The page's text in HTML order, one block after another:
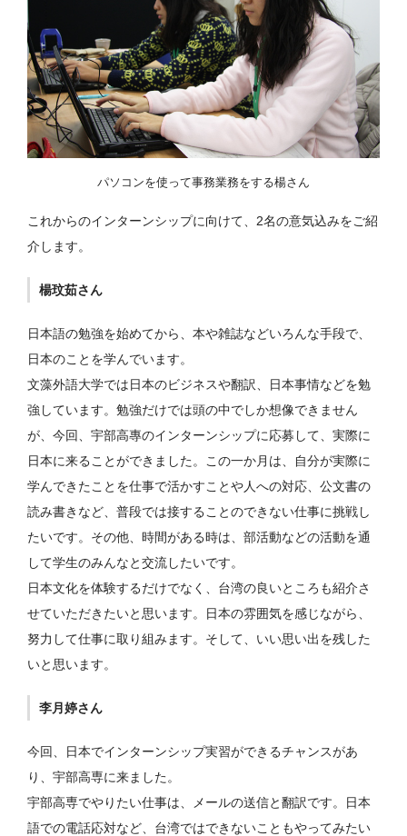
パソコンを使って事務業務をする楊さん
これからのインターンシップに向けて、2名の意気込みをご紹
介します。
楊玟茹さん
日本語の勉強を始めてから、本や雑誌などいろんな手段で、
日本のことを学んでいます。
文藻外語大学では日本のビジネスや翻訳、日本事情などを勉
強しています。勉強だけでは頭の中でしか想像できません
が、今回、宇部高專のインターンシップに応募して、実際に
日本に来ることができました。この一か月は、自分が実際に
学んできたことを仕事で活かすことや人への対応、公文書の
読み書きなど、普段では接することのできない仕事に挑戦し
たいです。その他、時間がある時は、部活動などの活動を通
して学生のみんなと交流したいです。
日本文化を体験するだけでなく、台湾の良いところも紹介さ
せていただきたいと思います。日本の雰囲気を感じながら、
努力して仕事に取り組みます。そして、いい思い出を残した
いと思います。
李月婷さん
今回、日本でインターンシップ実習ができるチャンスがあ
り、宇部高専に来ました。
宇部高専でやりたい仕事は、メールの送信と翻訳です。日本
語での電話応対など、台湾ではできないこともやってみたい